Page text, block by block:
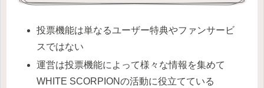
投票機能は単なるユーザー特典やファンサービ
スではない
運営は投票機能によって様々な情報を集めて
WHITE SCORPIONの活動に役立てている